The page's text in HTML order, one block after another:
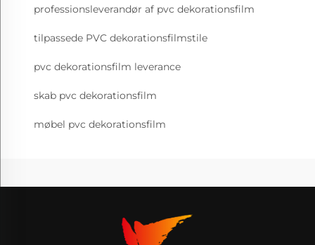
professionsleverandør af pvc dekorationsfilm
tilpassede PVC dekorationsfilmstile
pvc dekorationsfilm leverance
skab pvc dekorationsfilm
møbel pvc dekorationsfilm